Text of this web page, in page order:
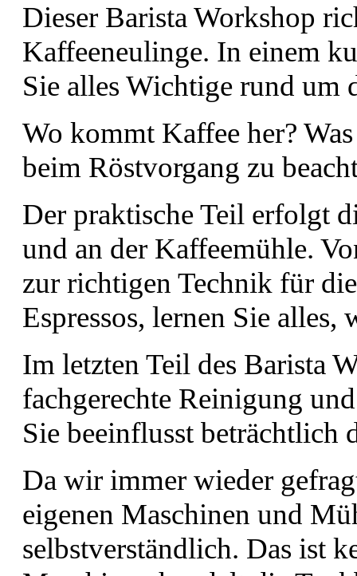
Dieser Barista Workshop
Kaffeeneulinge. In einem
Sie alles Wichtige rund um
Wo kommt Kaffee her?
beim Röstvorgang zu
Der praktische Teil erfolgt
und an der Kaffeemühle.
zur richtigen Technik für
Espressos, lernen Sie alles,
Im letzten Teil des Barista
fachgerechte Reinigung
Sie beeinflusst beträchtlich
Da wir immer wieder
eigenen Maschinen und
selbstverständlich. Das ist